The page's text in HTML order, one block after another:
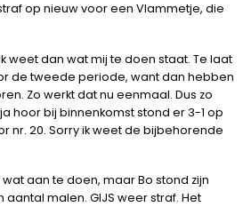
op nieuw voor een Vlammetje, die
weet dan wat mij te doen staat. Te laat
de tweede periode, want dan hebben
Zo werkt dat nu eenmaal. Dus zo
hoor bij binnenkomst stond er 3-1 op
nr. 20. Sorry ik weet de bijbehorende
aan te doen, maar Bo stond zijn
malen. GIJS weer straf. Het